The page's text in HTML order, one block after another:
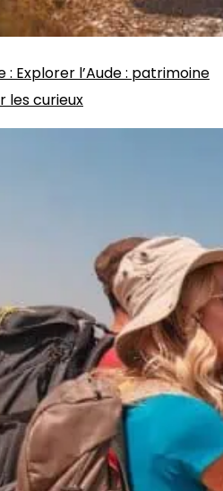
: Explorer l’Aude : patrimoine
les curieux